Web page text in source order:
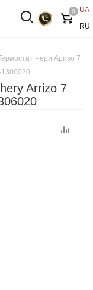
UA
RU
0
Чери Аризо 7
1306020
Arrizo 7